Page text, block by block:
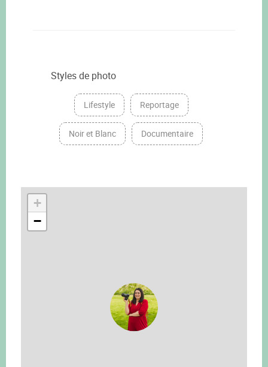
Styles de photo
Lifestyle Reportage
Noir et Blanc Documentaire
+
−